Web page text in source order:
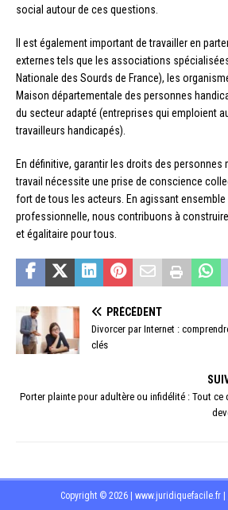
social autour de ces questions.
Il est également important de travailler en
externes tels que les associations
Nationale des Sourds de France), les
Maison départementale des personnes
du secteur adapté (entreprises qui emploient
travailleurs handicapés).
En définitive, garantir les droits des personnes
travail nécessite une prise de conscience
fort de tous les acteurs. En agissant
professionnelle, nous contribuons à
et égalitaire pour tous.
PRÉCÉDENT
Divorcer par Internet :
clés
Porter plainte pour adultère ou infidélité : Tout ce
Copyright © 2026 | www.juridiquefacile.fr